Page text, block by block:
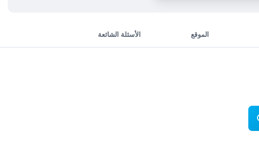
الموقع الأسئلة الشائعة